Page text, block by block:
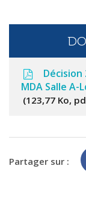
Décision
MDA Salle
123,77 Ko,
Partager sur :